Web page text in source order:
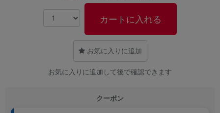
カートに入れる
お気に入りに追加
お気に入りに追加して後で確認できます
クーポン